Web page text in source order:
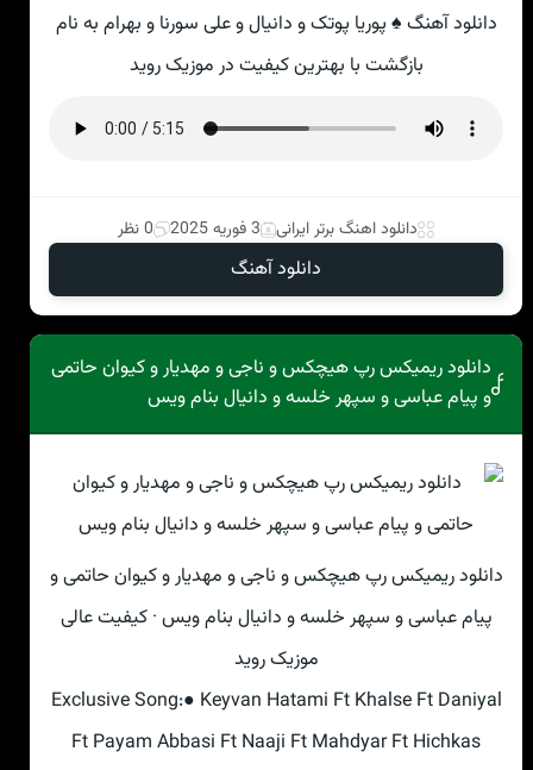
دانلود آهنگ ♠ پوریا پوتک و دانیال و علی سورنا و بهرام به نام
بازگشت با بهترین کیفیت در موزیک روید
دانلود اهنگ برتر ایرانی 3 فوریه 2025 0 نظر
دانلود آهنگ
دانلود ریمیکس رپ هیچکس و ناجی و مهدیار و کیوان حاتمی
و پیام عباسی و سپهر خلسه و دانیال بنام ویس
دانلود ریمیکس رپ هیچکس و ناجی و مهدیار و کیوان حاتمی و
پیام عباسی و سپهر خلسه و دانیال بنام ویس · کیفیت عالی
موزیک روید
Exclusive Song:● Keyvan Hatami Ft Khalse Ft Daniyal
Ft Payam Abbasi Ft Naaji Ft Mahdyar Ft Hichkas